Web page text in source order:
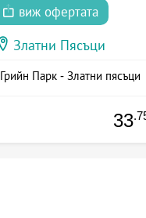
виж офертата
Златни Пясъци
Парк - Златни пясъци
33